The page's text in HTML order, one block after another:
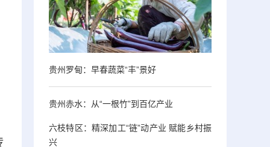
贵州罗甸：早春蔬菜“丰”景好
贵州赤水：从“一根竹”到百亿产业
六枝特区：精深加工“链”动产业 赋能乡村振
兴